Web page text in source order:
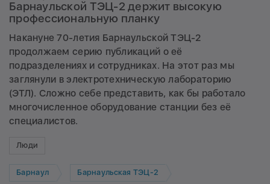
Барнаульской ТЭЦ-2 держит высокую
профессиональную планку
Накануне 70-летия Барнаульской ТЭЦ-2
продолжаем серию публикаций о её
подразделениях и сотрудниках. На этот раз мы
заглянули в электротехническую лабораторию
(ЭТЛ). Сложно себе представить, как бы работало
многочисленное оборудование станции без её
специалистов.
Люди
Барнаул Барнаульская ТЭЦ-2